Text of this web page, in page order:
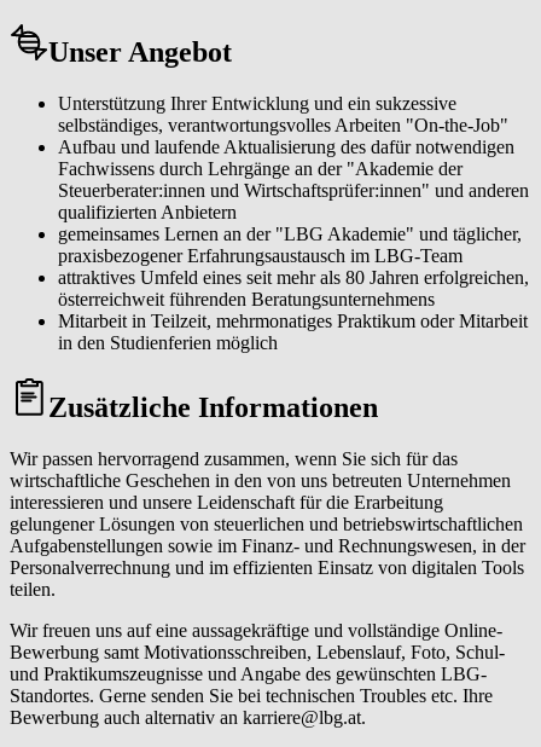
Unser Angebot
Unterstützung Ihrer Entwicklung und ein sukzessive
selbständiges, verantwortungsvolles Arbeiten "On-the-Job"
Aufbau und laufende Aktualisierung des dafür notwendigen
Fachwissens durch Lehrgänge an der "Akademie der
Steuerberater:innen und Wirtschaftsprüfer:innen" und anderen
qualifizierten Anbietern
gemeinsames Lernen an der "LBG Akademie" und täglicher,
praxisbezogener Erfahrungsaustausch im LBG-Team
attraktives Umfeld eines seit mehr als 80 Jahren erfolgreichen,
österreichweit führenden Beratungsunternehmens
Mitarbeit in Teilzeit, mehrmonatiges Praktikum oder Mitarbeit
in den Studienferien möglich
Zusätzliche Informationen
Wir passen hervorragend zusammen, wenn Sie sich für das
wirtschaftliche Geschehen in den von uns betreuten Unternehmen
interessieren und unsere Leidenschaft für die Erarbeitung
gelungener Lösungen von steuerlichen und betriebswirtschaftlichen
Aufgabenstellungen sowie im Finanz- und Rechnungswesen, in der
Personalverrechnung und im effizienten Einsatz von digitalen Tools
teilen.
Wir freuen uns auf eine aussagekräftige und vollständige Online-
Bewerbung samt Motivationsschreiben, Lebenslauf, Foto, Schul-
und Praktikumszeugnisse und Angabe des gewünschten LBG-
Standortes. Gerne senden Sie bei technischen Troubles etc. Ihre
Bewerbung auch alternativ an karriere@lbg.at.